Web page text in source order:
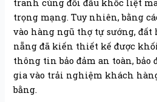
tranh cùng đối đầu khốc liệt
trọng mạng. Tuy nhiên, bằng
vào hàng ngũ thợ tự sướng, đất
nẵng đã kiến thiết kế được
thông tin bảo đảm an toàn, bảo
gia vào trải nghiệm khách
bằng.